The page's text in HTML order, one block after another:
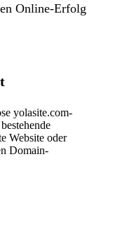
Online-Erfolg
yolasite.com-
Website oder
Domain-